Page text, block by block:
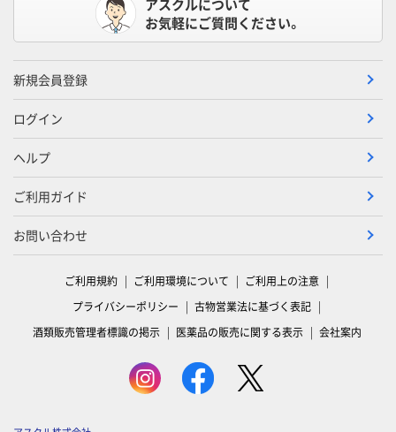
お気軽にご質問ください。
新規会員登録
ログイン
ヘルプ
ご利用ガイド
お問い合わせ
ご利用規約 ご利用環境について
ご利用上の注意
プライバシーポリシー
古物営業法に基づく表記
酒類販売管理者標識の掲示
医薬品の販売に関する表示 会社案内